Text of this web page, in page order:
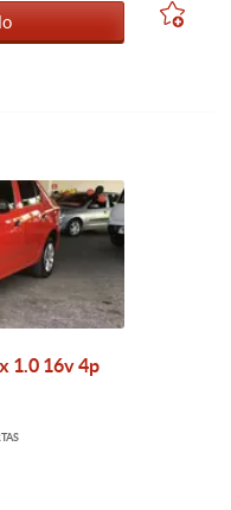
1.0 16v 4p